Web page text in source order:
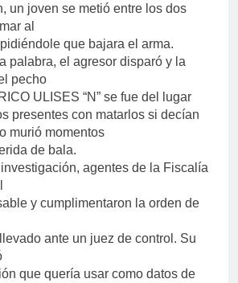
un joven se metió entre los dos
al
que bajara el arma.
palabra, el agresor disparó y la
pecho
ULISES “N” se fue del lugar
presentes con matarlos si decían
murió momentos
de bala.
agentes de la Fiscalía
y cumplimentaron la orden de
ante un juez de control. Su
que quería usar como datos de